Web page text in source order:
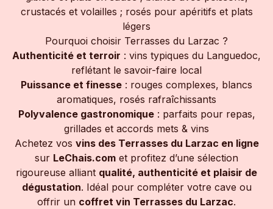
crustacés et volailles ; rosés pour apéritifs et plats
légers
Pourquoi choisir Terrasses du Larzac ?
Authenticité et terroir : vins typiques du Languedoc,
reflétant le savoir-faire local
Puissance et finesse : rouges complexes, blancs
aromatiques, rosés rafraîchissants
Polyvalence gastronomique: parfaits pour repas,
grillades et accords mets & vins
Achetez vos vins des Terrasses du Larzac en ligne
sur LeChais.com et profitez d’une sélection
rigoureuse alliant qualité, authenticité et plaisir de
dégustation. Idéal pour compléter votre cave ou
offrir un coffret vin Terrasses du Larzac.